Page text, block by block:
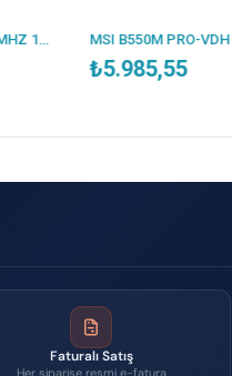
MSI B550M PRO-VDH DDR4 4400MHZ 1XVGA 1XHDMI 1XDP 2XM.2 USB 3.2 MATX AM4 (AMD 5000/4000G/3000 SERİLERİ İLE UYUMLU)
Faturalı Satış
Her siparişe resmi e-fatura